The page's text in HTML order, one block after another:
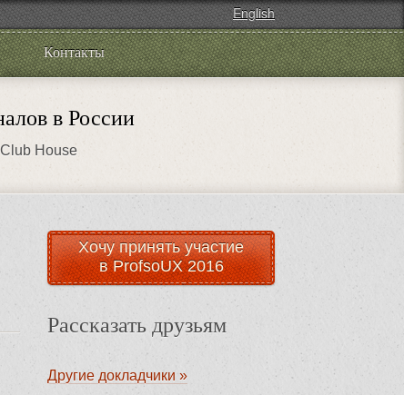
English
Контакты
в России
House
Хочу принять участие
в ProfsoUX 2016
Рассказать друзьям
Другие докладчики »